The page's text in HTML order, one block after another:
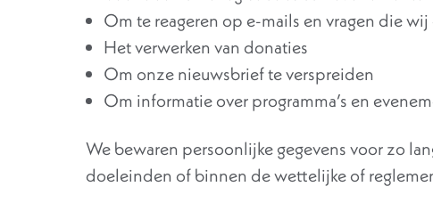
Om te reageren op e-mails en vragen die
Het verwerken van donaties
Om onze nieuwsbrief te verspreiden
Om informatie over programma’s en
We bewaren persoonlijke gegevens voor zo
doeleinden of binnen de wettelijke of